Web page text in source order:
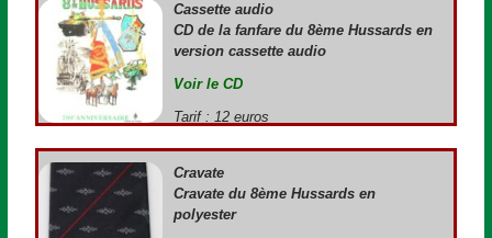
Cassette audio
CD de la fanfare du 8ème Hussards en
version cassette audio
Voir le CD
Tarif : 12 euros
Cravate
Cravate du 8ème Hussards en
polyester